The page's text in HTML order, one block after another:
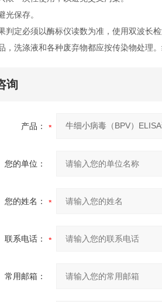
光保存。
判定必须以酶标仪读数为准，使用双波长
，洗涤液和各种废弃物都应按传染物处理
询
产品：
您的单位：
您的姓名：
联系电话：
常用邮箱：